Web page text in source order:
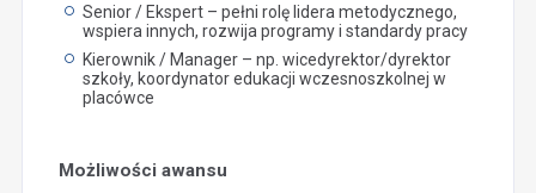
Senior / Ekspert – pełni rolę lidera metodycznego,
wspiera innych, rozwija programy i standardy pracy
Kierownik / Manager – np. wicedyrektor/dyrektor
szkoły, koordynator edukacji wczesnoszkolnej w
placówce
Możliwości awansu